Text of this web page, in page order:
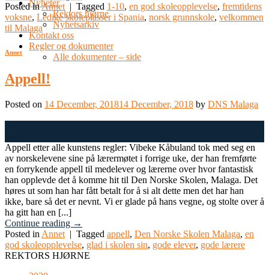
Nyheter
Rektors hjørne
Nyhetsarkiv
Kontakt oss
Regler og dokumenter
Alle dokumenter – side
Posted inAnnet | Tagged 1-10, en god skoleopplevelse, fremtidens
voksne, Ledige skoleplasser i Spania, norsk grunnskole, velkommen
til Malaga
Annet
Appell!
Posted on 14 December, 201814 December, 2018 by DNS Malaga
Appell etter alle kunstens regler: Vibeke Kåbuland tok med seg en
av norskelevene sine på lærermøtet i forrige uke, der han fremførte
en forrykende appell til medelever og lærerne over hvor fantastisk
han opplevde det å komme hit til Den Norske Skolen, Malaga. Det
høres ut som han har fått betalt for å si alt dette men det har han
ikke, bare så det er nevnt. Vi er glade på hans vegne, og stolte over å
ha gitt han en [...]
Continue reading →
Posted in Annet | Tagged appell, Den Norske Skolen Malaga, en
god skoleopplevelse, glad i skolen sin, gode elever, gode lærere
REKTORS HJØRNE